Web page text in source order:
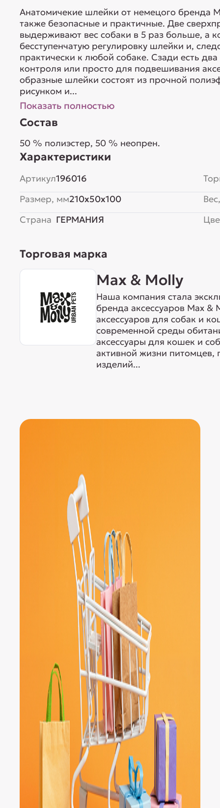
Анатомичекие шлейки от немецого бренда
также безопасные и практичные. Две
выдерживают вес собаки в 5 раз больше, а
бесступенчатую регулировку шлейки и,
практически к любой собаке. Сзади есть
контроля или просто для подвешивания
образные шлейки состоят из прочной
рисунком и...
Показать полностью
Состав
50 % полиэстер, 50 % неопрен.
Характеристики
Артикул196016
Размер, мм210x50x100
Страна ГЕРМАНИЯ
Торговая марка
Max & Molly
Наша компания стала
бренда аксессуаров Max
аксессуаров для собак и
современной среды
аксессуары для кошек и
активной жизни питомцев,
изделий...